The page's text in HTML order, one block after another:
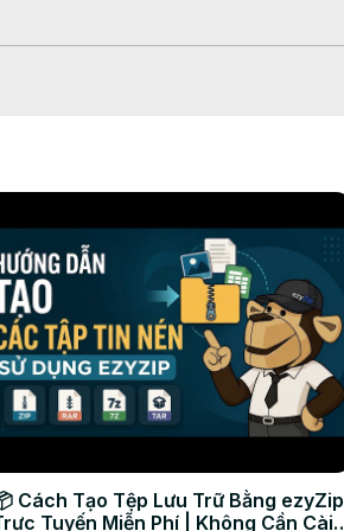
Cách Tạo Tệp Lưu Trữ Bằng ezyZip
Tuyến Miễn Phí | Không Cần Cài